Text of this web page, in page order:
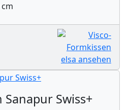
Sanapur Swiss+